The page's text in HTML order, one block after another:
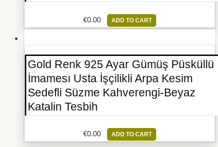
€0.00 ADD TO CART
Gold Renk 925 Ayar Gümüş Püsküllü
İmamesı Usta İşçilikli Arpa Kesim
Sedefli Süzme Kahverengi-Beyaz
Katalin Tesbih
€0.00 ADD TO CART